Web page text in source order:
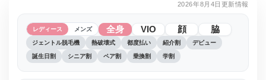
2026年8月4日更新情報
レディース メンズ 全身 VIO 顔 脇
ジェントル脱毛機 熱破壊式 都度払い 紹介割 デビュー
誕生日割 シニア割 ペア割 乗換割 学割